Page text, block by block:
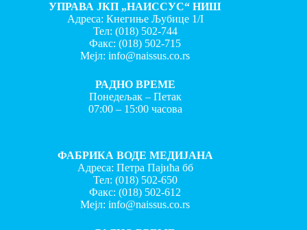
УПРАВА ЈКП „НАИССУС“ НИШ
Адреса: Кнегиње Љубице 1/I
Тел: (018) 502-744
Факс:(018) 502-715
Мејл:info@naissus.co.rs
РАДНО ВРЕМЕ
Понедељак – Петак
07:00 – 15:00 часова
ФАБРИКА ВОДЕ МЕДИЈАНА
Адреса: Петра Пајића бб
Тел: (018) 502-650
Факс:(018) 502-612
Мејл:info@naissus.co.rs